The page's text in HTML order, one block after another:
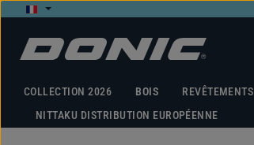
au contenu principal
Passer à la recherche
Passer à la navigation principale
COLLECTION 2026 BOIS REVÊTEMENTS
NITTAKU DISTRIBUTION EUROPÉENNE